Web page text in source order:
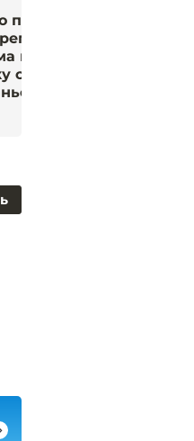
полу до самой
выволок
с лекции